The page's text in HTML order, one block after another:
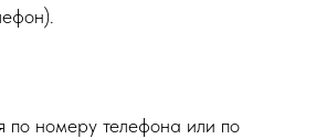
по номеру телефона или по